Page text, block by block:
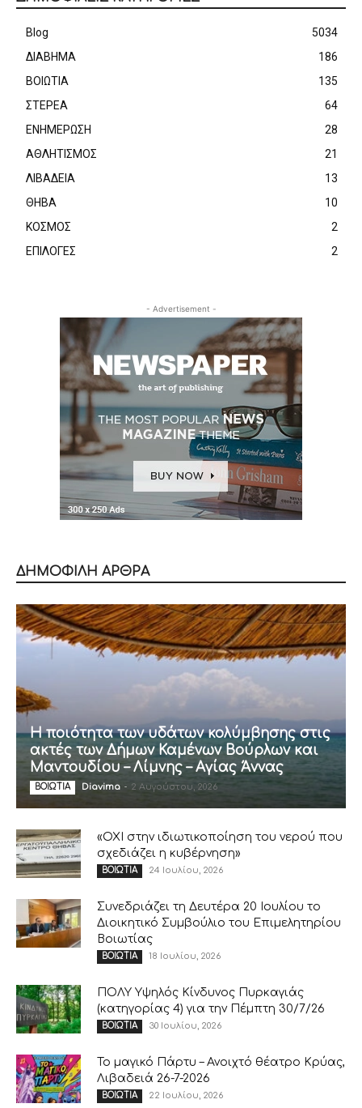
Blog
5034
ΔΙΑΒΗΜΑ
186
ΒΟΙΩΤΙΑ
135
ΣΤΕΡΕΑ
64
ΕΝΗΜΕΡΩΣΗ
28
ΑΘΛΗΤΙΣΜΟΣ
21
ΛΙΒΑΔΕΙΑ
13
ΘΗΒΑ
10
ΚΟΣΜΟΣ
2
ΕΠΙΛΟΓΕΣ
2
- Advertisement -
ΔΗΜΟΦΙΛΗ ΑΡΘΡΑ
Η ποιότητα των υδάτων κολύμβησης στις
ακτές των Δήμων Καμένων Βούρλων και
Μαντουδίου – Λίμνης – Αγίας Άννας
ΒΟΙΩΤΙΑ Diavima - 2 Αυγούστου, 2026
«ΟΧΙ στην ιδιωτικοποίηση του νερού που
σχεδιάζει η κυβέρνηση»
ΒΟΙΩΤΙΑ 24 Ιουλίου, 2026
Συνεδριάζει τη Δευτέρα 20 Ιουλίου το
Διοικητικό Συμβούλιο του Επιμελητηρίου
Βοιωτίας
ΒΟΙΩΤΙΑ 18 Ιουλίου, 2026
ΠΟΛΥ Υψηλός Κίνδυνος Πυρκαγιάς
(κατηγορίας 4) για την Πέμπτη 30/7/26
ΒΟΙΩΤΙΑ 30 Ιουλίου, 2026
Το μαγικό Πάρτυ – Ανοιχτό θέατρο Κρύας,
Λιβαδειά 26-7-2026
ΒΟΙΩΤΙΑ 22 Ιουλίου, 2026